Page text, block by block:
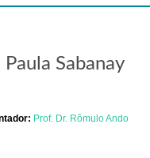
Sabanay
Prof. Dr. Rômulo Ando